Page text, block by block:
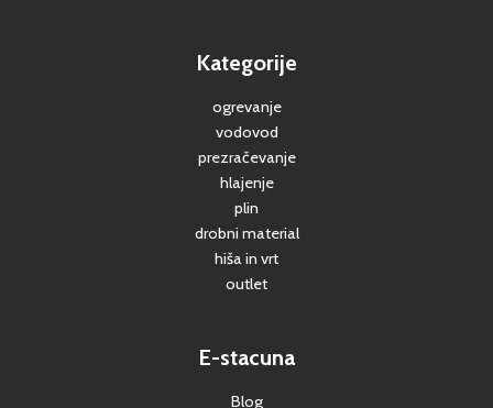
Kategorije
ogrevanje
vodovod
prezračevanje
hlajenje
plin
drobni material
hiša in vrt
outlet
E-stacuna
Blog